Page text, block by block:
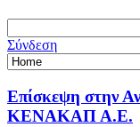
Σύνδεση
Επίσκεψη στην
ΚΕΝΑΚΑΠ Α.Ε.